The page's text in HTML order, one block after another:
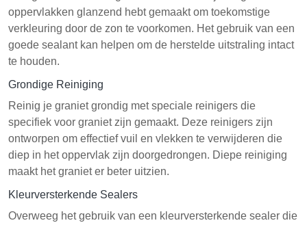
oppervlakken glanzend hebt gemaakt om toekomstige
verkleuring door de zon te voorkomen. Het gebruik van een
goede sealant kan helpen om de herstelde uitstraling intact
te houden.
Grondige Reiniging
Reinig je graniet grondig met speciale reinigers die
specifiek voor graniet zijn gemaakt. Deze reinigers zijn
ontworpen om effectief vuil en vlekken te verwijderen die
diep in het oppervlak zijn doorgedrongen. Diepe reiniging
maakt het graniet er beter uitzien.
Kleurversterkende Sealers
Overweeg het gebruik van een kleurversterkende sealer die